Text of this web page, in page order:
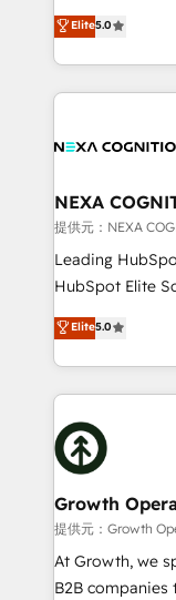
Technical
Solutions and
upgrading and
generating aspect of
HubSpot Elite
nerds who can
experience. Working hand-in-hand with your team,
traffic,
revenue goals. We've worked with thousands of
HubSpot
too! Clients come to us for: Advanced CRM solutions
HubSpot Data
to HubSpot
website
design We live and breathe HubSpot and are ready
Elite5.0
NEXA
提供元：NEXA
Leading HubSpot
HubSpot Elite
ranks in the top
has been one of
2012. We
potential of
insights with
bespoke
measurable
Choose Nexa Cognition? 🚀
certified team
marketing
Custom
Elite5.0
Growth
提供元：Growth
At Growth, we
B2B